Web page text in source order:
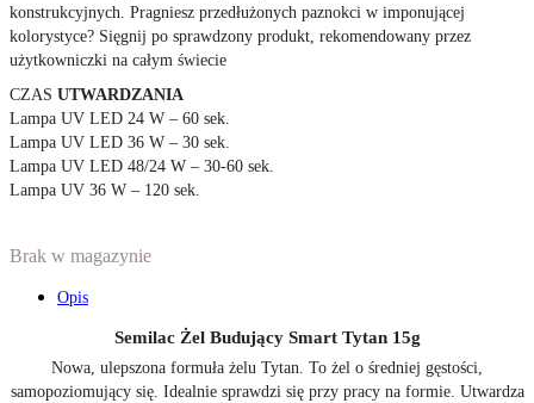
konstrukcyjnych. Pragniesz przedłużonych paznokci w imponującej
kolorystyce? Sięgnij po sprawdzony produkt, rekomendowany przez
użytkowniczki na całym świecie
CZAS UTWARDZANIA
Lampa UV LED 24 W – 60 sek.
Lampa UV LED 36 W – 30 sek.
Lampa UV LED 48/24 W – 30-60 sek.
Lampa UV 36 W – 120 sek.
Brak w magazynie
Opis
Semilac Żel Budujący Smart Tytan 15g
Nowa, ulepszona formuła żelu Tytan. To żel o średniej gęstości,
samopoziomujący się. Idealnie sprawdzi się przy pracy na formie. Utwardza